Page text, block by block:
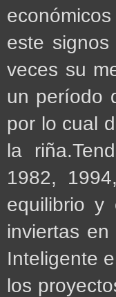
este
veces su
un período
por lo cual
la
1982,
equilibrio y
inviertas
Inteligente
los